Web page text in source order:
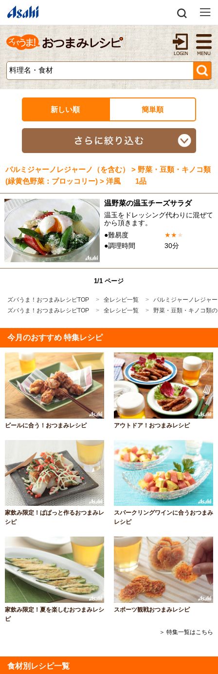
新しい順 簡単順
パルミジャーノレジャーノ（を含む） > 野菜・豆類・キノコ類
(緑黄色野菜：ブロッコリー) > 洋風 1品
温野菜の温玉チーズサラダ
温玉をドレッシング代わりに混ぜて
から頂きます。
●難易度
★★★
●調理時間
30分
1/1 ページ
ズバうま！おつまみレシピTOP 全レシピ一覧
パルミジャーノレジャ
ズバうま！おつまみレシピTOP
全レシピ一覧 野菜・豆類・キノコ類
今月のおすすめ 特集レシピ
ビールに合う！おつまみレシピ アウトドア！おつまみレシピ
家飲み限定！ぱぱっと作るおつまみレ
シピ
スパークリングワインに合うおつまみ
レシピ
家飲み限定！夏を楽しむおつまみレシ
ピ
スポーツ観戦おつまみレシピ
＞ 特集一覧はこちら
食材別レシピ一覧